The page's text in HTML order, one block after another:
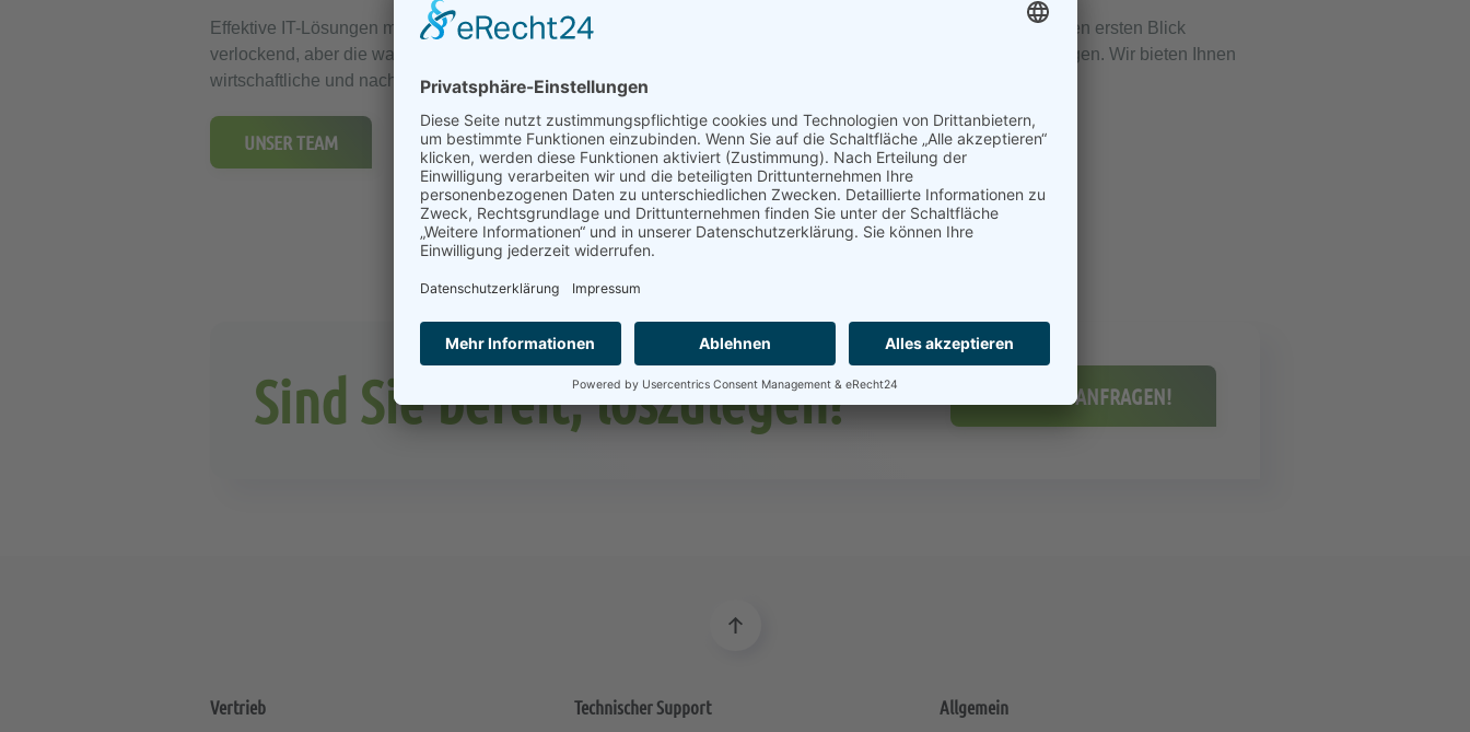
Effektive IT-Lösungen müssen heute Liquidität und Wettbewerbsfähigkeit fördern. Billige Lösungen wirken auf den ersten Blick
verlockend, aber die wahren Kosten zeigen sich oft später – etwa durch aufwendige Anpassungen und Schulungen. Wir bieten Ihnen
wirtschaftliche und nachhaltige Lösungen, die von Anfang an in Ihre betrieblichen Abläufe passen.
UNSER TEAM
Sind Sie bereit, loszulegen? JETZT ANFRAGEN!
Vertrieb Technischer Support Allgemein